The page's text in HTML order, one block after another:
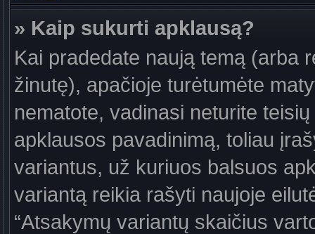
» Kaip sukurti apklausą?
Kai pradedate naują temą (arba
žinutę), apačioje turėtumėte
nematote, vadinasi neturite
apklausos pavadinimą, toliau
variantus, už kuriuos balsuos
variantą reikia rašyti naujoje
“Atsakymų variantų skaičius